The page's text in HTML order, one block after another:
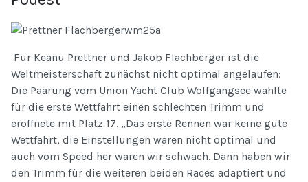
Für Keanu Prettner und Jakob Flachberger ist die
Weltmeisterschaft zunächst nicht optimal angelaufen:
Die Paarung vom Union Yacht Club Wolfgangsee wählte
für die erste Wettfahrt einen schlechten Trimm und
eröffnete mit Platz 17. „Das erste Rennen war keine gute
Wettfahrt, die Einstellungen waren nicht optimal und
auch vom Speed her waren wir schwach. Dann haben wir
den Trimm für die weiteren beiden Races adaptiert und